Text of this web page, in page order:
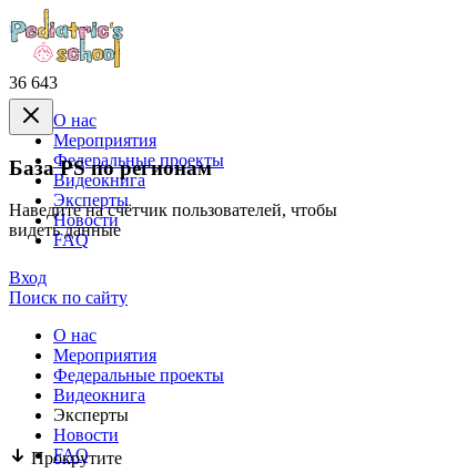
36 643
База PS по регионам
Наведите на счётчик пользователей, чтобы
видеть данные
Прокрутите
О нас
Mероприятия
Федеральные проекты
Видеокнига
Эксперты
Новости
FAQ
Вход
Поиск по сайту
О нас
Mероприятия
Федеральные проекты
Видеокнига
Эксперты
Новости
FAQ